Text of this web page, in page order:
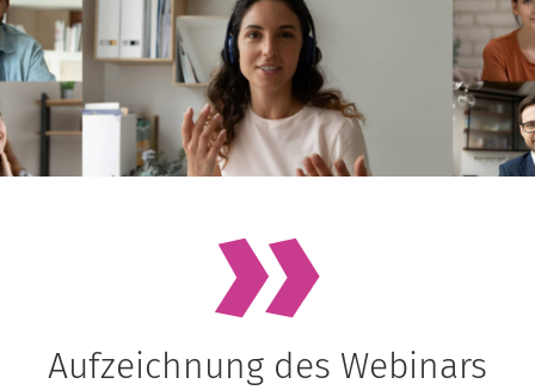
Aufzeichnung des Webinars